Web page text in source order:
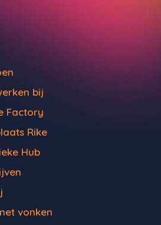
bij
Factory
Rike
Hub
vonken